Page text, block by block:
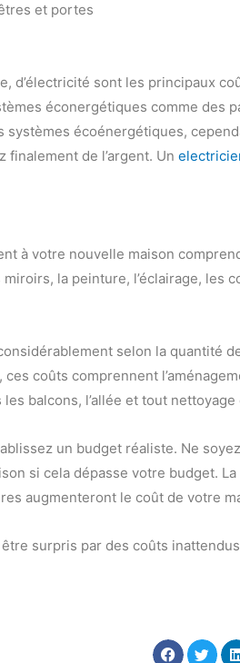
et portes
d’électricité sont les principaux
éconergétiques comme des
systèmes écoénergétiques,
de l’argent. Un
à votre nouvelle maison
la peinture, l’éclairage, les
selon la quantité
ces coûts comprennent
balcons, l’allée et tout
un budget réaliste. Ne
si cela dépasse votre budget.
augmenteront le coût de votre
surpris par des coûts